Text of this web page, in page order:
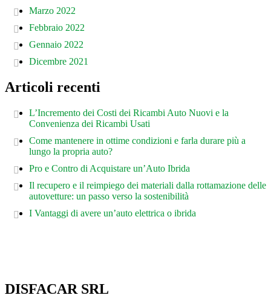
Marzo 2022
Febbraio 2022
Gennaio 2022
Dicembre 2021
Articoli recenti
L’Incremento dei Costi dei Ricambi Auto Nuovi e la
Convenienza dei Ricambi Usati
Come mantenere in ottime condizioni e farla durare più a
lungo la propria auto?
Pro e Contro di Acquistare un’Auto Ibrida
Il recupero e il reimpiego dei materiali dalla rottamazione delle
autovetture: un passo verso la sostenibilità
I Vantaggi di avere un’auto elettrica o ibrida
DISFACAR SRL